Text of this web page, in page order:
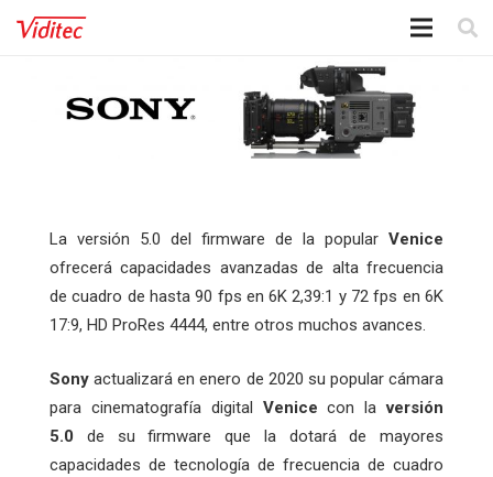
La versión 5.0 del firmware de la popular Venice
ofrecerá capacidades avanzadas de alta frecuencia
de cuadro de hasta 90 fps en 6K 2,39:1 y 72 fps en 6K
17:9, HD ProRes 4444, entre otros muchos avances.
Sony actualizará en enero de 2020 su popular cámara
para cinematografía digital Venice con laversión
5.0 de su firmware que la dotará de mayores
capacidades de tecnología de frecuencia de cuadro